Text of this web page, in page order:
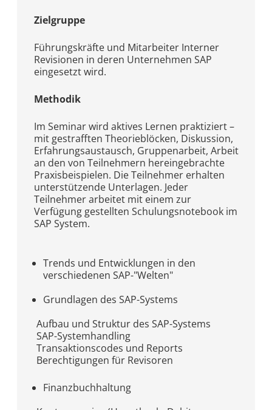
Zielgruppe
Führungskräfte und Mitarbeiter Interner
Revisionen in deren Unternehmen SAP
eingesetzt wird.
Methodik
Im Seminar wird aktives Lernen praktiziert –
mit gestrafften Theorieblöcken, Diskussion,
Erfahrungsaustausch, Gruppenarbeit, Arbeit
an den von Teilnehmern hereingebrachte
Praxisbeispielen. Die Teilnehmer erhalten
unterstützende Unterlagen. Jeder
Teilnehmer arbeitet mit einem zur
Verfügung gestellten Schulungsnotebook im
SAP System.
Trends und Entwicklungen in den
verschiedenen SAP-"Welten"
Grundlagen des SAP-Systems
Aufbau und Struktur des SAP-Systems
SAP-Systemhandling
Transaktionscodes und Reports
Berechtigungen für Revisoren
Finanzbuchhaltung